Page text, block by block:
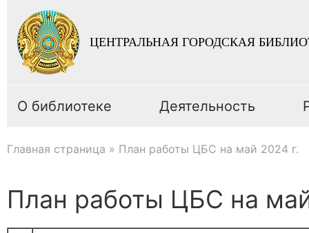
ЦЕНТРАЛЬНАЯ ГОРОДСКАЯ
О библиотеке Деятельность
Главная страница » План работы ЦБС на май 2024 г.
План работы ЦБС на